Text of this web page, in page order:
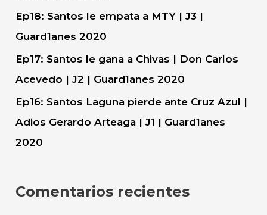
Ep18: Santos le empata a MTY | J3 |
Guard1anes 2020
Ep17: Santos le gana a Chivas | Don Carlos
Acevedo | J2 | Guard1anes 2020
Ep16: Santos Laguna pierde ante Cruz Azul |
Adios Gerardo Arteaga | J1 | Guard1anes
2020
Comentarios recientes